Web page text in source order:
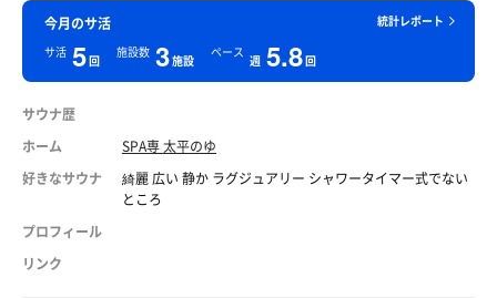
統計レポート
今月のサ活
サ活 5回
施設数 3施設
ペース
週 5.8回
サウナ歴
ホーム
SPA専 太平のゆ
好きなサウナ
綺麗 広い 静か ラグジュアリー シャワータイマー式でない
ところ
プロフィール
リンク